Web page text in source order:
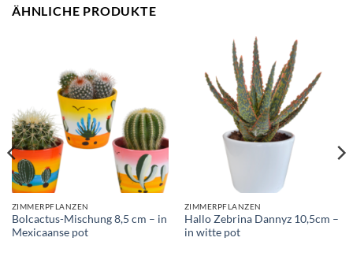
ÄHNLICHE PRODUKTE
ZIMMERPFLANZEN
Bolcactus-Mischung 8,5 cm – in
Mexicaanse pot
ZIMMERPFLANZEN
Hallo Zebrina Dannyz 10,5cm –
in witte pot